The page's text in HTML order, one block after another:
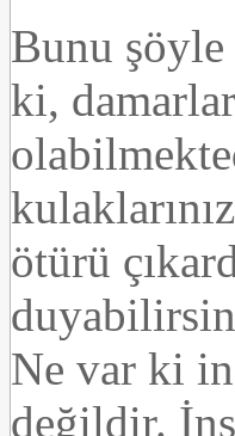
Bunu
ki,
ötürü
Ne var ki
değildir.